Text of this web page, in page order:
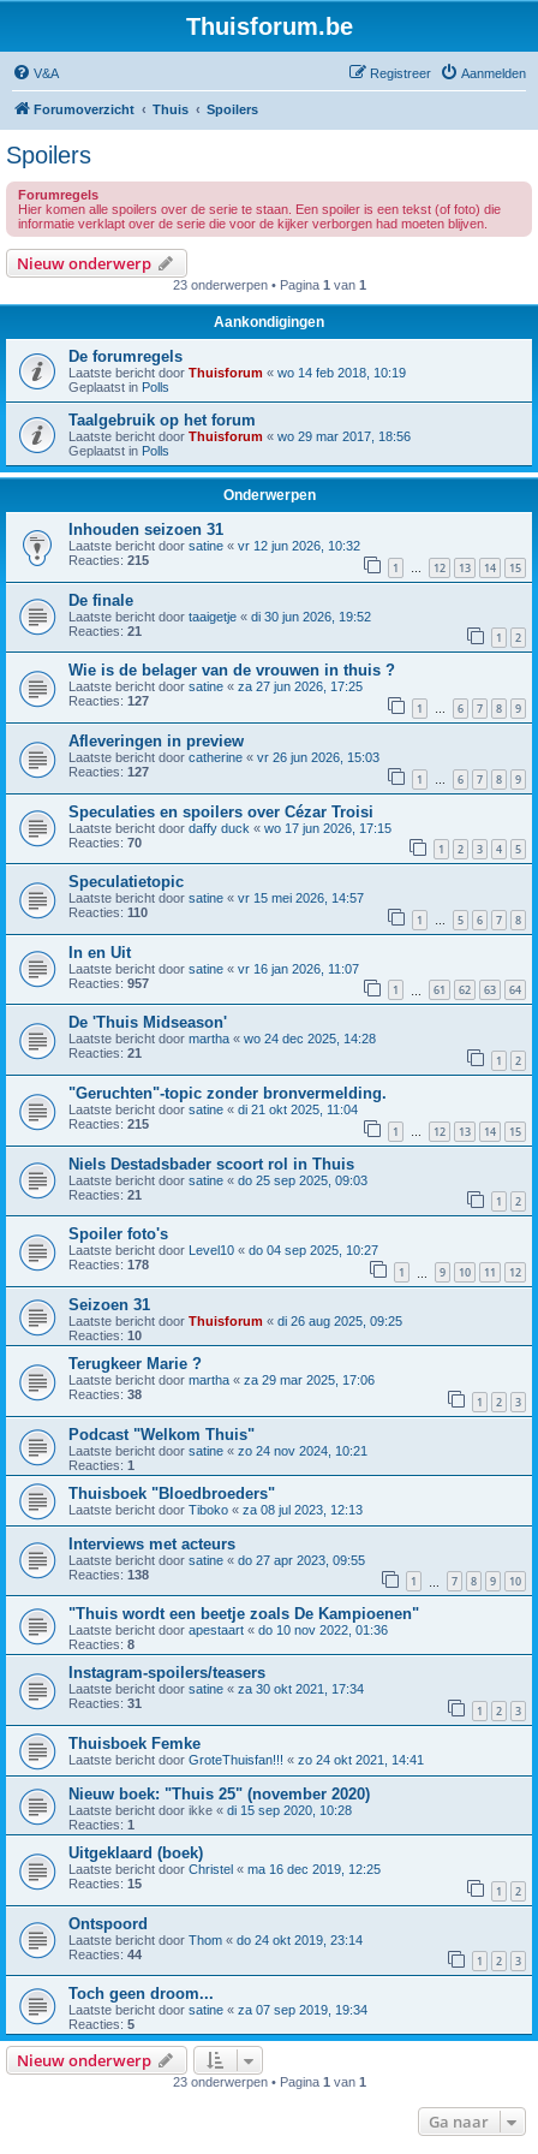
Thuisforum.be
V&A Aanmelden
Registreer
Forumoverzicht Thuis Spoilers
Spoilers
Forumregels
Hier komen alle spoilers over de serie te staan. Een spoiler is een tekst (of foto) die
informatie verklapt over de serie die voor de kijker verborgen had moeten blijven.
Nieuw onderwerp
23 onderwerpen • Pagina 1 van 1
Aankondigingen
De forumregels
Laatste bericht door Thuisforum « wo 14 feb 2018, 10:19
Geplaatst in Polls
Taalgebruik op het forum
Laatste bericht door Thuisforum « wo 29 mar 2017, 18:56
Geplaatst in Polls
Onderwerpen
Inhouden seizoen 31
Laatste bericht door satine « vr 12 jun 2026, 10:32
Reacties: 215 1 … 12 13 14 15
De finale
Laatste bericht door taaigetje « di 30 jun 2026, 19:52
Reacties: 21 1 2
Wie is de belager van de vrouwen in thuis ?
Laatste bericht door satine « za 27 jun 2026, 17:25
Reacties: 127 1 … 6 7 8 9
Afleveringen in preview
Laatste bericht door catherine « vr 26 jun 2026, 15:03
Reacties: 127 1 … 6 7 8 9
Speculaties en spoilers over Cézar Troisi
Laatste bericht door daffy duck « wo 17 jun 2026, 17:15
Reacties: 70 1 2 3 4 5
Speculatietopic
Laatste bericht door satine « vr 15 mei 2026, 14:57
Reacties: 110 1 … 5 6 7 8
In en Uit
Laatste bericht door satine « vr 16 jan 2026, 11:07
Reacties: 957 1 61 62 63 64
De 'Thuis Midseason'
Laatste bericht door martha « wo 24 dec 2025, 14:28
Reacties: 21 1 2
"Geruchten"-topic zonder bronvermelding.
Laatste bericht door satine « di 21 okt 2025, 11:04
Reacties: 215 1 … 12 13 14 15
Niels Destadsbader scoort rol in Thuis
Laatste bericht door satine « do 25 sep 2025, 09:03
Reacties: 21 1 2
Spoiler foto's
Laatste bericht door Level10 « do 04 sep 2025, 10:27
Reacties: 178 1 9 10 11 12
Seizoen 31
Laatste bericht door Thuisforum « di 26 aug 2025, 09:25
Reacties: 10
Terugkeer Marie ?
Laatste bericht door martha « za 29 mar 2025, 17:06
Reacties: 38 1 2 3
Podcast "Welkom Thuis"
Laatste bericht door satine « zo 24 nov 2024, 10:21
Reacties: 1
Thuisboek "Bloedbroeders"
Laatste bericht door Tiboko « za 08 jul 2023, 12:13
Interviews met acteurs
Laatste bericht door satine « do 27 apr 2023, 09:55
Reacties: 138 1 7 8 9 10
"Thuis wordt een beetje zoals De Kampioenen"
Laatste bericht door apestaart « do 10 nov 2022, 01:36
Reacties: 8
Instagram-spoilers/teasers
Laatste bericht door satine « za 30 okt 2021, 17:34
Reacties: 31 1 2 3
Thuisboek Femke
Laatste bericht door GroteThuisfan!!! « zo 24 okt 2021, 14:41
Nieuw boek: "Thuis 25" (november 2020)
Laatste bericht door ikke « di 15 sep 2020, 10:28
Reacties: 1
Uitgeklaard (boek)
Laatste bericht door Christel « ma 16 dec 2019, 12:25
Reacties: 15 1 2
Ontspoord
Laatste bericht door Thom « do 24 okt 2019, 23:14
Reacties: 44 1 2 3
Toch geen droom...
Laatste bericht door satine « za 07 sep 2019, 19:34
Reacties: 5
Nieuw onderwerp
23 onderwerpen • Pagina 1 van 1
Ga naar